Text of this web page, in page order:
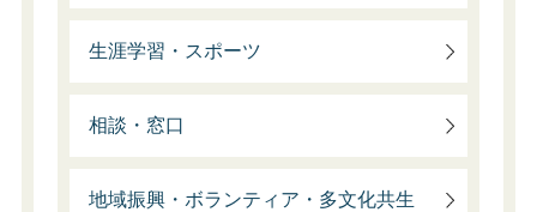
生涯学習・スポーツ
相談・窓口
地域振興・ボランティア・多文化共生